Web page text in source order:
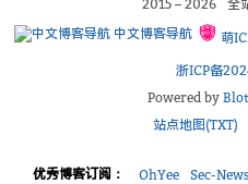
2015 – 2026 全
中文博客导航
萌
浙ICP备
Powered by
站点地图(TXT)
优秀博客订阅： OhYee Sec-